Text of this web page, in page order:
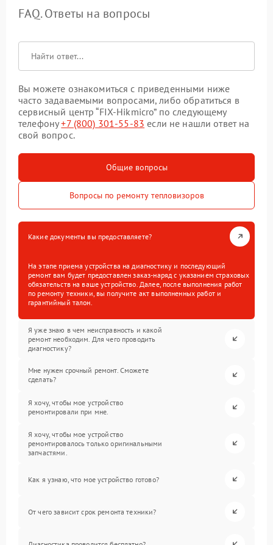
FAQ. Ответы на вопросы
Вы можете ознакомиться с приведенными ниже
часто задаваемыми вопросами, либо обратиться в
сервисный центр “FIX-Hikmicro” по следующему
телефону+7 (800) 301-55-83 если не нашли ответ на
свой вопрос.
Общие вопросы
Вопросы по ремонту тепловизоров
Какие документы вы предоставляете?
На этапе приема устройства на диагностику и последующий
ремонт вам будет предоставлен заказ-наряд с указанием страховых
обязательств на ваше устройство. Далее, после выполнения работ
по ремонту техники, вы получите акт выполненных работ и
гарантийный талон.
Я уже знаю в чем неисправность и какой
ремонт необходим. Для чего проводить
диагностику?
Мне нужен срочный ремонт. Сможете
сделать?
Я хочу, чтобы мое устройство
ремонтировали при мне.
Я хочу, чтобы мое устройство
ремонтировалось только оригинальными
запчастями.
Как я узнаю, что мое устройство готово?
От чего зависит срок ремонта техники?